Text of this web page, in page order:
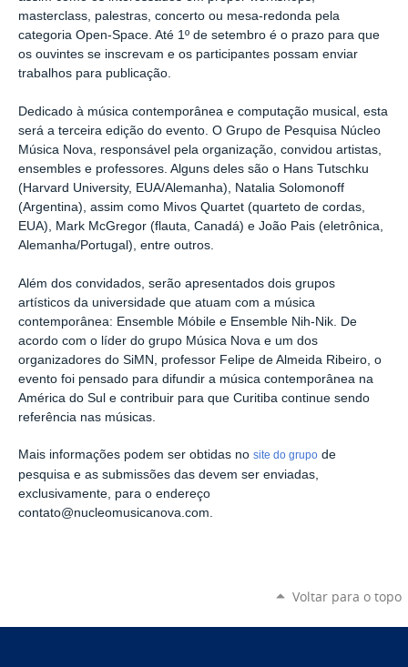
masterclass, palestras, concerto ou mesa-redonda pela
categoria Open-Space. Até 1º de setembro é o prazo para que
os ouvintes se inscrevam e os participantes possam enviar
trabalhos para publicação.
Dedicado à música contemporânea e computação musical, esta
será a terceira edição do evento. O Grupo de Pesquisa Núcleo
Música Nova, responsável pela organização, convidou artistas,
ensembles e professores. Alguns deles são o Hans Tutschku
(Harvard University, EUA/Alemanha), Natalia Solomonoff
(Argentina), assim como Mivos Quartet (quarteto de cordas,
EUA), Mark McGregor (flauta, Canadá) e João Pais (eletrônica,
Alemanha/Portugal), entre outros.
Além dos convidados, serão apresentados dois grupos
artísticos da universidade que atuam com a música
contemporânea: Ensemble Móbile e Ensemble Nih-Nik. De
acordo com o líder do grupo Música Nova e um dos
organizadores do SiMN, professor Felipe de Almeida Ribeiro, o
evento foi pensado para difundir a música contemporânea na
América do Sul e contribuir para que Curitiba continue sendo
referência nas músicas.
Mais informações podem ser obtidas no site do grupo de
pesquisa e as submissões das devem ser enviadas,
exclusivamente, para o endereço
contato@nucleomusicanova.com.
Voltar para o topo